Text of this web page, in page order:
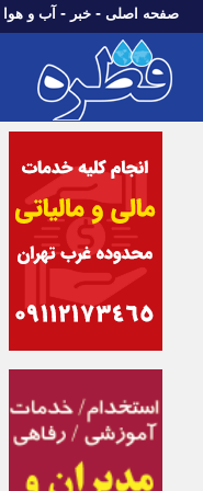
صفحه اصلی - خبر - آب و هوا